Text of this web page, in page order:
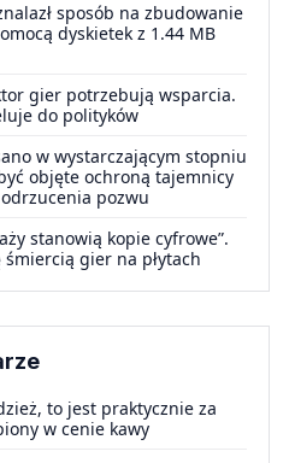
sposób na zbudowanie
dyskietek z 1.44 MB
gier potrzebują wsparcia.
do polityków
w wystarczającym stopniu
objęte ochroną tajemnicy
pozwu
stanowią kopie cyfrowe”.
gier na płytach
to jest praktycznie za
w cenie kawy